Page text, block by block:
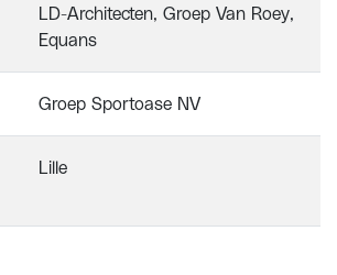
LD-Architecten, Groep Van Roey,
Equans
Groep Sportoase NV
Lille